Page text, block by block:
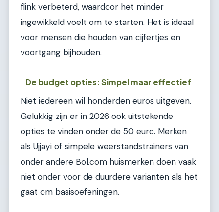
flink verbeterd, waardoor het minder
ingewikkeld voelt om te starten. Het is ideaal
voor mensen die houden van cijfertjes en
voortgang bijhouden.
De budget opties: Simpel maar effectief
Niet iedereen wil honderden euros uitgeven.
Gelukkig zijn er in 2026 ook uitstekende
opties te vinden onder de 50 euro. Merken
als Ujjayi of simpele weerstandstrainers van
onder andere Bol.com huismerken doen vaak
niet onder voor de duurdere varianten als het
gaat om basisoefeningen.